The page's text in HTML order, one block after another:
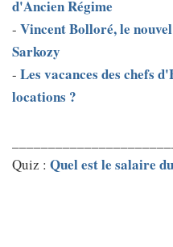
d'Ancien Régime
- Vincent Bolloré, le
Sarkozy
- Les vacances des chefs
locations ?
Quiz : Quel est le salaire